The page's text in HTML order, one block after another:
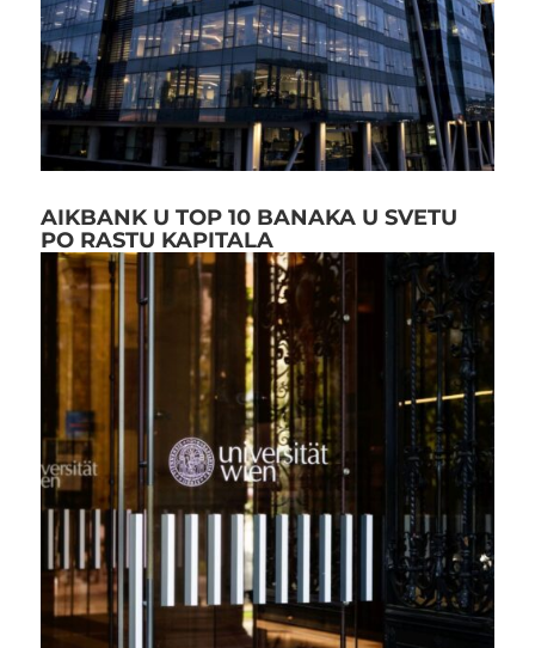
AIKBANK U TOP 10 BANAKA U SVETU
PO RASTU KAPITALA